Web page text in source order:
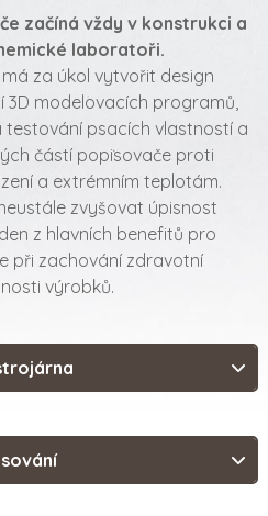
začíná vždy v konstrukci a
laboratoři.
za úkol vytvořit design
modelovacích programů,
psacích vlastností a
částí popisovače proti
a extrémním teplotám.
zvyšovat úpisnost
z hlavních benefitů pro
při zachování zdravotní
výrobků.